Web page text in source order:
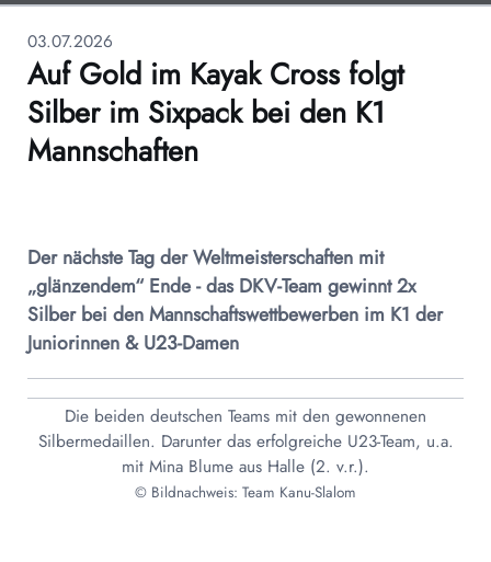
03.07.2026
Auf Gold im Kayak Cross folgt
Silber im Sixpack bei den K1
Mannschaften
Der nächste Tag der Weltmeisterschaften mit
„glänzendem“ Ende - das DKV-Team gewinnt 2x
Silber bei den Mannschaftswettbewerben im K1 der
Juniorinnen & U23-Damen
Die beiden deutschen Teams mit den gewonnenen
Silbermedaillen. Darunter das erfolgreiche U23-Team, u.a.
mit Mina Blume aus Halle (2. v.r.).
© Bildnachweis: Team Kanu-Slalom